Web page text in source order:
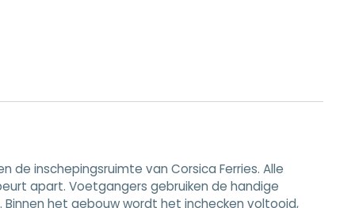
de inschepingsruimte van Corsica Ferries. Alle
apart. Voetgangers gebruiken de handige
het gebouw wordt het inchecken voltooid,